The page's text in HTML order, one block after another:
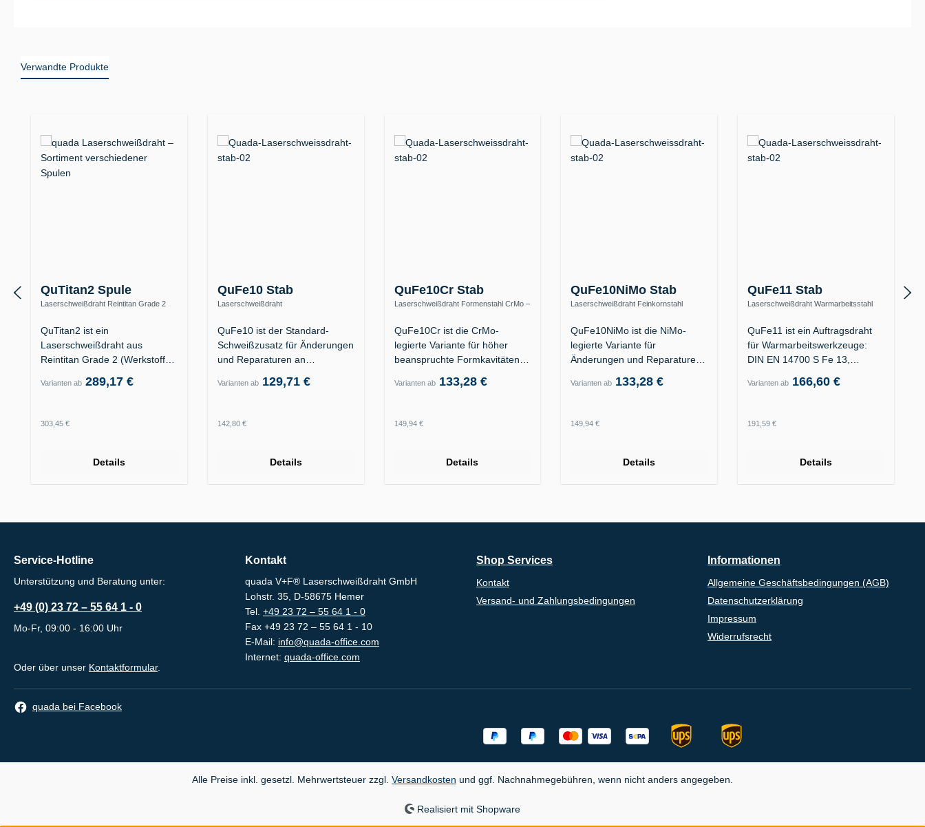
Verwandte Produkte
QuTitan2 Spule
Laserschweißdraht Reintitan Grade 2
QuTitan2 ist ein
Laserschweißdraht aus
Reintitan Grade 2 (Werkstoff
Varianten ab 289,17 €
Regulärer Preis:
303,45 €
Details
QuFe10 Stab
Laserschweißdraht
QuFe10 ist der Standard-
Schweißzusatz für Änderungen
und Reparaturen an
Varianten ab129,71 €
Regulärer Preis:
142,80 €
Details
QuFe10Cr Stab
Laserschweißdraht Formenstahl CrMo –
QuFe10Cr ist die CrMo-
legierte Variante für höher
beanspruchte Formkavitäten
Varianten ab133,28 €
Regulärer Preis:
149,94 €
Details
QuFe10NiMo Stab
Laserschweißdraht Feinkornstahl
QuFe10NiMo ist die NiMo-
legierte Variante für
Änderungen und Reparaturen
Varianten ab 133,28 €
Regulärer Preis:
149,94 €
Details
QuFe11 Stab
Laserschweißdraht Warmarbeitsstahl
QuFe11 ist ein Auftragsdraht
für Warmarbeitswerkzeuge:
DIN EN 14700 S Fe 13,…
Varianten ab 166,60 €
Regulärer Preis:
191,59 €
Details
Service-Hotline
Unterstützung und Beratung unter:
+49 (0) 23 72 – 55 64 1 - 0
Mo-Fr, 09:00 - 16:00 Uhr
Oder über unser Kontaktformular.
Kontakt
quada V+F® Laserschweißdraht GmbH
Lohstr. 35, D-58675 Hemer
Tel. +49 23 72 – 55 64 1 - 0
Fax +49 23 72 – 55 64 1 - 10
E-Mail: info@quada-office.com
Internet: quada-office.com
Shop Services
Kontakt
Versand- und Zahlungsbedingungen
Informationen
Allgemeine Geschäftsbedingungen (AGB)
Datenschutzerklärung
Impressum
Widerrufsrecht
quada bei Facebook
Alle Preise inkl. gesetzl. Mehrwertsteuer zzgl. Versandkosten und ggf. Nachnahmegebühren, wenn nicht anders angegeben.
Realisiert mit Shopware